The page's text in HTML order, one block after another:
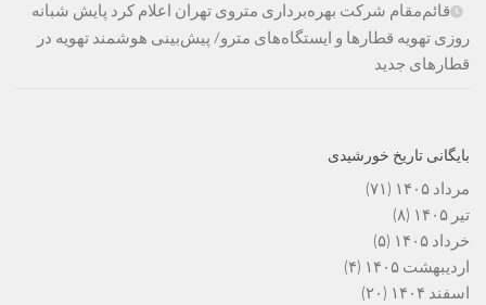
قائم‌مقام شرکت بهره‌برداری متروی تهران اعلام کرد پایش شبانه
روزی تهویه قطارها و ایستگاه‌های مترو/ پیش‌بینی هوشمند تهویه در
قطارهای جدید
بایگانی تاریخ خورشیدی
مرداد ۱۴۰۵
(۷۱)
تیر ۱۴۰۵
(۸)
خرداد ۱۴۰۵
(۵)
اردیبهشت ۱۴۰۵
(۴)
اسفند ۱۴۰۴
(۲۰)